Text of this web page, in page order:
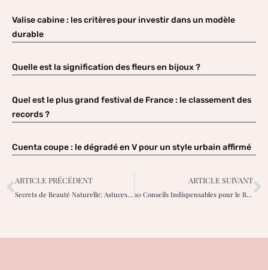
Valise cabine : les critères pour investir dans un modèle
durable
Quelle est la signification des fleurs en bijoux ?
Quel est le plus grand festival de France : le classement des
records ?
Cuenta coupe : le dégradé en V pour un style urbain affirmé
ARTICLE PRÉCÉDENT
Secrets de Beauté Naturelle: Astuces pour une Peau Éclatante au Naturel
ARTICLE SUIVANT
10 Conseils Indispensables pour le Bien-être des Femmes